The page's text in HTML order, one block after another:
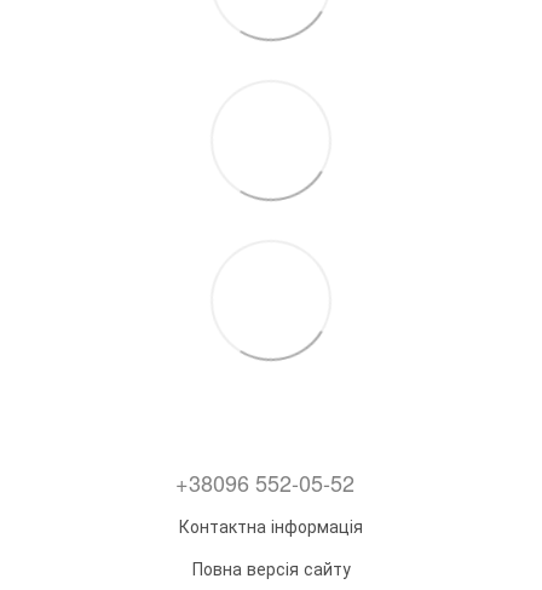
+38096 552-05-52
Контактна інформація
Повна версія сайту